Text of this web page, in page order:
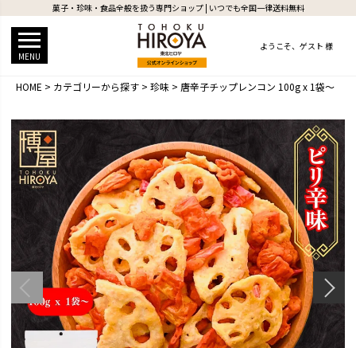
菓子・珍味・食品全般を扱う専門ショップ | いつでも全国一律送料無料
MENU
ようこそ、ゲスト 様
HOME カテゴリーから探す 珍味 唐辛子チップレンコン 100g x 1袋～